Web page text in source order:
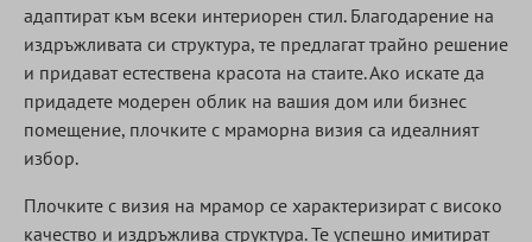
адаптират към всеки интериорен стил. Благодарение на
издръжливата си структура, те предлагат трайно решение
и придават естествена красота на стаите. Ако искате да
придадете модерен облик на вашия дом или бизнес
помещение, плочките с мраморна визия са идеалният
избор.
Плочките с визия на мрамор се характеризират с високо
качество и издръжлива структура. Те успешно имитират